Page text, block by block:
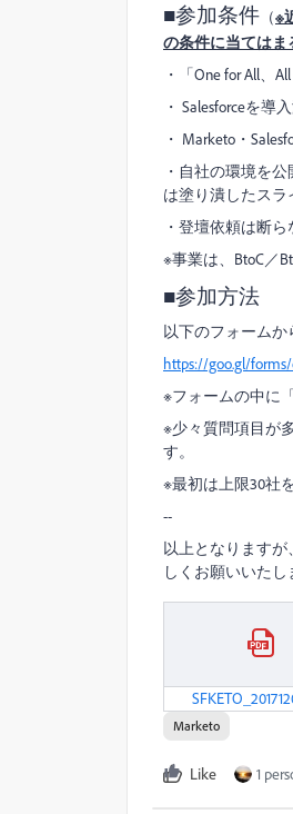
■参加条件 （※
の条件に当ては
・「One for All、
・ Salesforceを導
・ Marketo・
・自社の環境を
は塗り潰したスラ
・登壇依頼は断
※事業は、BtoC／
■参加方法
以下のフォームか
https://goo.gl/forms/
※フォームの中に
※少々質問項目が
す。
※最初は上限30社
--
以上となります
しくお願いいたし
Marketo
Like 1